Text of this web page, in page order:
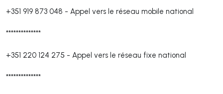
+351 919 873 048 - Appel vers le réseau mobile national
**************
+351 220 124 275 - Appel vers le réseau fixe national
**************